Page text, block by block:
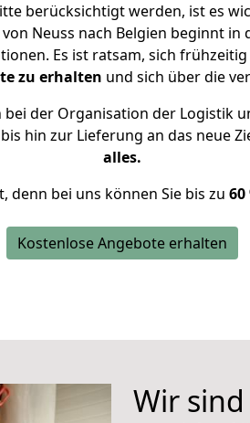
berücksichtigt werden, ist es
Neuss nach Belgien beginnt
Es ist ratsam, sich
zu erhalten und sich über die
der Organisation der Logistik
hin zur Lieferung an das neue
alles.
bei uns können Sie bis zu
Kostenlose Angebote erhalten
Wir